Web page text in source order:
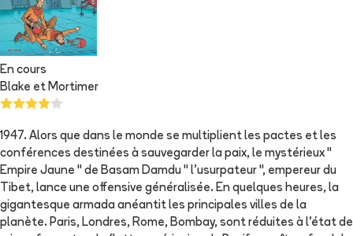
En cours
Blake et Mortimer
1947. Alors que dans le monde se multiplient les pactes et les
conférences destinées à sauvegarder la paix, le mystérieux "
Empire Jaune " de Basam Damdu " l'usurpateur ", empereur du
Tibet, lance une offensive généralisée. En quelques heures, la
gigantesque armada anéantit les principales villes de la
planète. Paris, Londres, Rome, Bombay, sont réduites à l'état de